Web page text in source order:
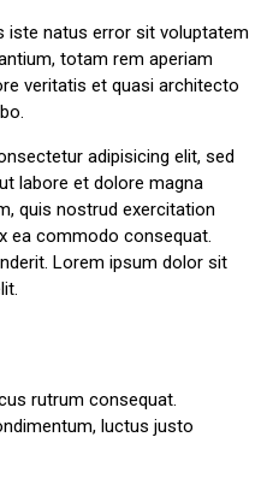
iste natus error sit voluptatem
totam rem aperiam
veritatis et quasi architecto
adipisicing elit, sed
labore et dolore magna
quis nostrud exercitation
ea commodo consequat.
Lorem ipsum dolor sit
rutrum consequat.
luctus justo